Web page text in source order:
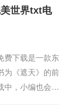
新章节出来，
说简...
世界txt电
费下载是一款东
为《遮天》的前
中，小编也会不